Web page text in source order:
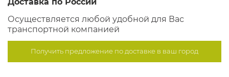
Осуществляется любой удобной для Вас
транспортной компанией
Получить предложение подоставке в ваш город